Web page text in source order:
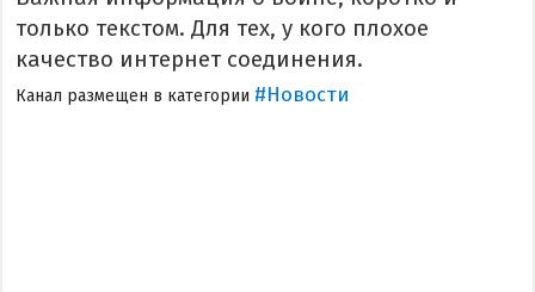
только текстом. Для тех, у кого плохое
качество интернет соединения.
Канал размещен в категории #Новости